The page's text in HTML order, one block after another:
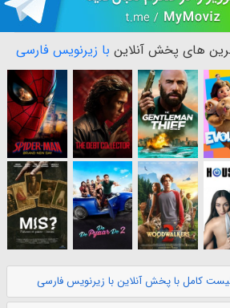
های پخش آنلاین با زیرنویس فارسی
کامل با پخش آنلاین با زیرنویس فارسی